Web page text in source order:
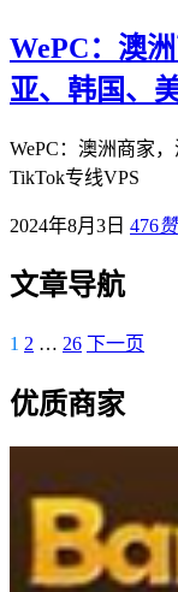
WePC：澳
亚、韩国、
WePC：澳洲商家
TikTok专线VPS
2024年8月3日 476赞
文章导航
1 2 … 26 下一页
优质商家